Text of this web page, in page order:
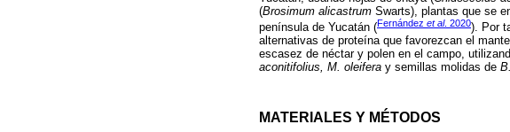
(Brosimum alicastrum Swarts), plantas que se
península de Yucatán (Fernández et al. 2020). Por
alternativas de proteína que favorezcan el
escasez de néctar y polen en el campo,
aconitifolius, M. oleifera y semillas molidas de
MATERIALES Y MÉTODOS